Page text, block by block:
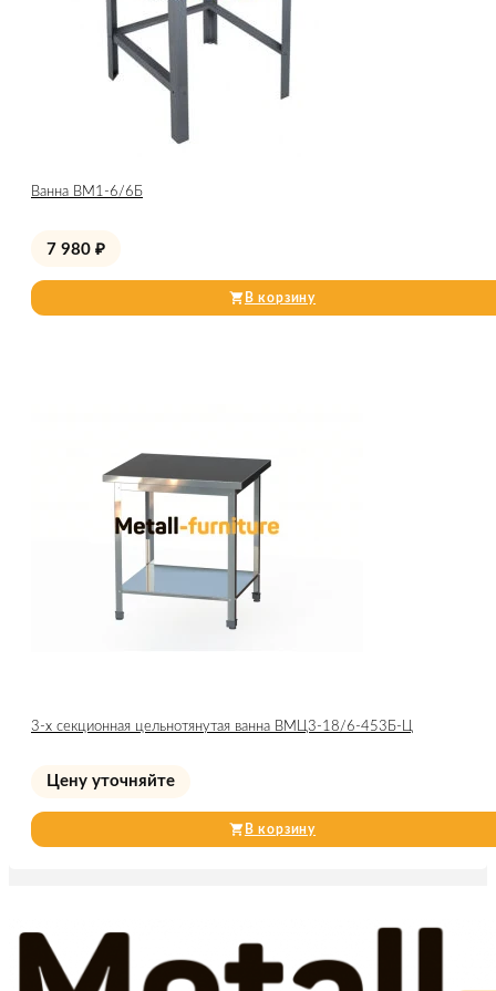
Ванна ВМ1-6/6Б
7 980 ₽
В корзину
3-х секционная цельнотянутая ванна ВМЦ3-18/6-453Б-Ц
Цену уточняйте
В корзину